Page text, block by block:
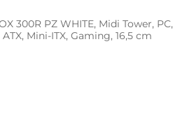
300R PZ WHITE, Midi Tower, PC,
Mini-ITX, Gaming, 16,5 cm